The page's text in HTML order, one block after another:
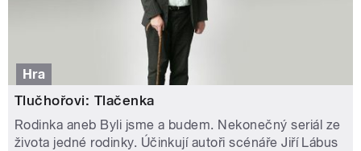
Hra
Tlučhořovi: Tlačenka
Rodinka aneb Byli jsme a budem. Nekonečný seriál ze
života jedné rodinky. Účinkují autoři scénáře Jiří Lábus